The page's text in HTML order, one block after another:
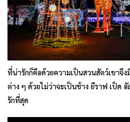
ที่น่ารักก็คือด้วยความเป็นสวนสัตว์เขาจึ
ต่าง ๆ ด้วยไม่ว่าจะเป็นช้าง ยีราฟ เป็ด
รักที่สุด